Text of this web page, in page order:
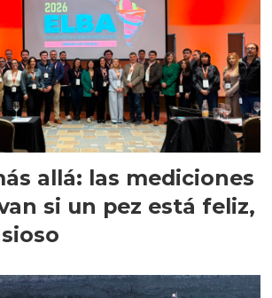
allá: las mediciones
si un pez está feliz,